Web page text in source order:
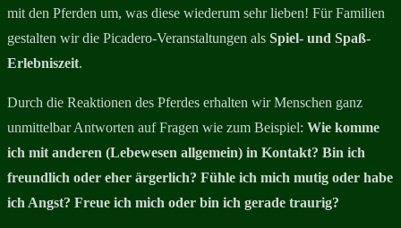
mit den Pferden um, was diese wiederum sehr lieben! Für Familien
gestalten wir die Picadero-Veranstaltungen als Spiel- und Spaß-
Erlebniszeit.
Durch die Reaktionen des Pferdes erhalten wir Menschen ganz
unmittelbar Antworten auf Fragen wie zum Beispiel: Wie komme
ich mit anderen (Lebewesen allgemein) in Kontakt? Bin ich
freundlich oder eher ärgerlich? Fühle ich mich mutig oder habe
ich Angst? Freue ich mich oder bin ich gerade traurig?